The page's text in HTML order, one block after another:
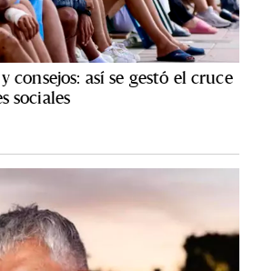
consejos: así se gestó el cruce
sociales